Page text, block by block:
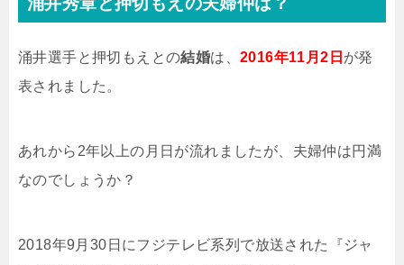
涌井選手と押切もえとの結婚は、2016年11月2日 が発
表されました。
あれから2年以上の月日が流れましたが、夫婦仲は円満
なのでしょうか？
2018年9月30日にフジテレビ系列で放送された『ジャ